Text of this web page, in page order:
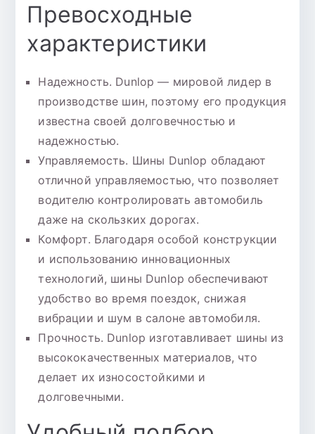
Превосходные
характеристики
Надежность. Dunlop — мировой лидер в
производстве шин, поэтому его продукция
известна своей долговечностью и
надежностью.
Управляемость. Шины Dunlop обладают
отличной управляемостью, что позволяет
водителю контролировать автомобиль
даже на скользких дорогах.
Комфорт. Благодаря особой конструкции
и использованию инновационных
технологий, шины Dunlop обеспечивают
удобство во время поездок, снижая
вибрации и шум в салоне автомобиля.
Прочность. Dunlop изготавливает шины из
высококачественных материалов, что
делает их износостойкими и
долговечными.